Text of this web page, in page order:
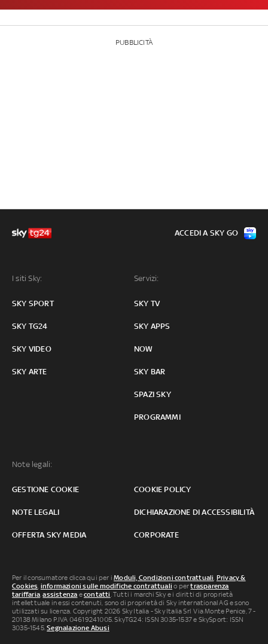
PUBBLICITÀ
I siti Sky:
SKY SPORT
SKY TG24
SKY VIDEO
SKY ARTE
Servizi:
SKY TV
SKY APPS
NOW
SKY BAR
SPAZI SKY
PROGRAMMI
Note legali:
GESTIONE COOKIE COOKIE POLICY
NOTE LEGALI DICHIARAZIONE DI ACCESSIBILITÀ
OFFERTA SKY MEDIA CORPORATE
ACCEDI A SKY GO
Per il consumatore clicca qui per iModuli, Condizioni contrattuali, Privacy &
Cookies, informazioni sulle modifiche contrattuali o pertrasparenza
tariffaria,assistenza econtatti. Tutti i marchi Sky e i diritti di proprietà
intellettuale in essi contenuti, sono di proprietà di Sky international AG e sono
utilizzati su licenza. Copyright 2026 Sky Italia - Sky Italia Srl Via Monte Penice, 7 -
20138 Milano P.IVA 04619241005. SkyTG24: ISSN 3035-1537 e SkySport: ISSN
3035-1545.Segnalazione Abusi